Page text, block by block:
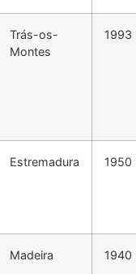
Trás-os-
Montes
1993
Estremadura 1950
Madeira 1940